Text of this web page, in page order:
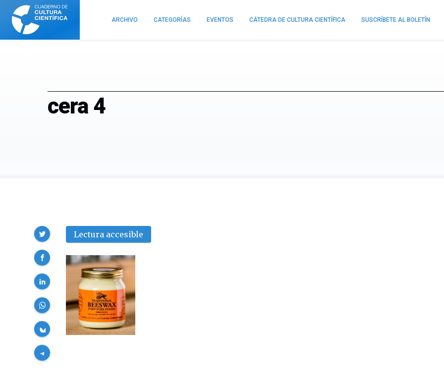
Cuaderno
Cultura
Científica
ARCHIVO CATEGORÍAS EVENTOS CÁTEDRA DE CULTURA CIENTÍFICA SUSCRÍBETE AL BOLETÍN
cera 4
Lectura accesible
Compartir